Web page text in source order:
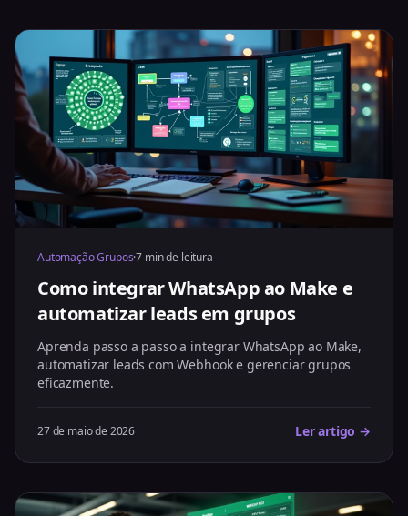
Automação Grupos·7 min de leitura
Como integrar WhatsApp ao Make e
automatizar leads em grupos
Aprenda passo a passo a integrar WhatsApp ao Make,
automatizar leads com Webhook e gerenciar grupos
eficazmente.
27 de maio de 2026 Ler artigo →